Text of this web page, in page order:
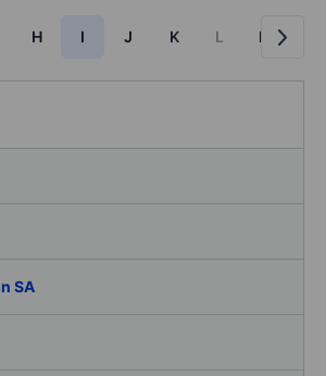
H I J K L M
SA